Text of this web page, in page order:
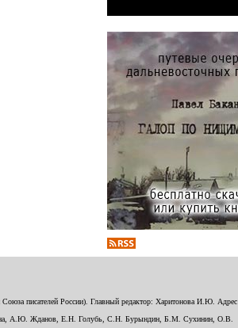
писателей России). Главный редактор: Харитонова И.Ю. Адрес
А.Ю. Жданов, Е.Н. Голубь, С.Н. Бурындин, Б.М. Сухинин, О.В.